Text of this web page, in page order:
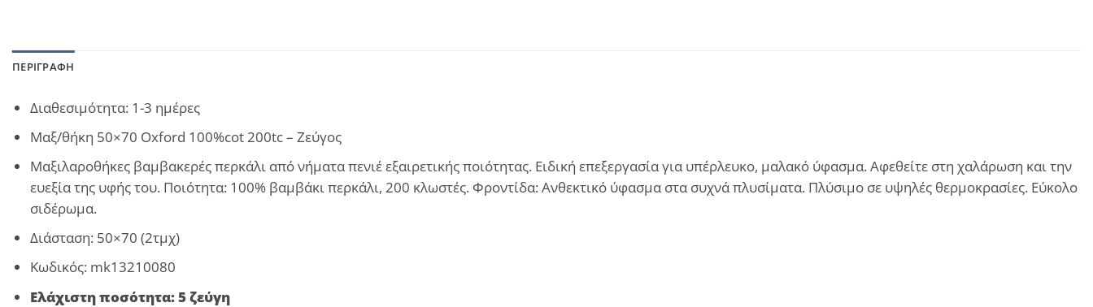
ΠΕΡΙΓΡΑΦΉ
Διαθεσιμότητα: 1-3 ημέρες
Μαξ/θήκη 50×70 Oxford 100%cot 200tc – Ζεύγος
Μαξιλαροθήκες βαμβακερές περκάλι από νήματα πενιέ εξαιρετικής ποιότητας. Ειδική επεξεργασία για υπέρλευκο, μαλακό ύφασμα. Αφεθείτε στη χαλάρωση και την
ευεξία της υφής του. Ποιότητα: 100% βαμβάκι περκάλι, 200 κλωστές. Φροντίδα: Ανθεκτικό ύφασμα στα συχνά πλυσίματα. Πλύσιμο σε υψηλές θερμοκρασίες. Εύκολο
σιδέρωμα.
Διάσταση: 50×70 (2τμχ)
Κωδικός: mk13210080
Ελάχιστη ποσότητα: 5 ζεύγη